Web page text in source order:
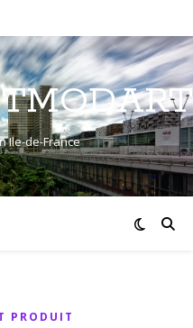
Ile-de-France
PRODUIT